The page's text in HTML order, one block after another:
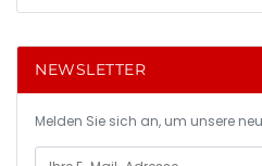
NEWSLETTER
Melden Sie sich an, um unsere